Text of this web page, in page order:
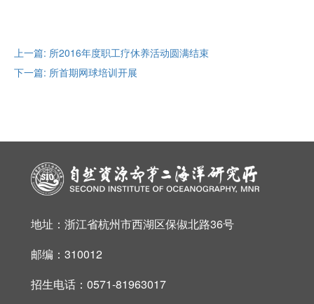
上一篇: 所2016年度职工疗休养活动圆满结束
下一篇: 所首期网球培训开展
地址：浙江省杭州市西湖区保俶北路36号
邮编：310012
招生电话：0571-81963017